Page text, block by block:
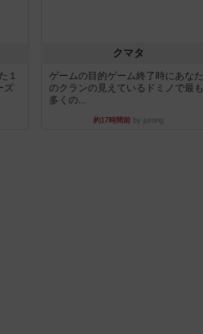
１
ズ
クマタ
ゲームの目的ゲーム終了時にあなた
のクランの見えているドミノで最も
多くの...
約17時間前by jurong